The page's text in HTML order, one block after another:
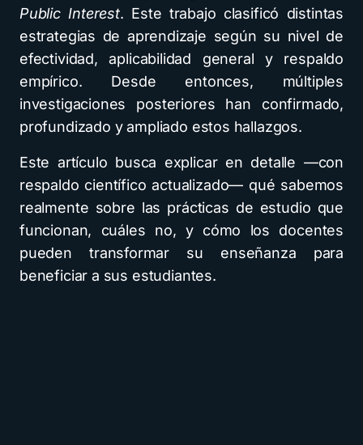
Public Interest. Este trabajo clasificó distintas
estrategias de aprendizaje según su nivel de
efectividad, aplicabilidad general y respaldo
empírico. Desde entonces, múltiples
investigaciones posteriores han confirmado,
profundizado y ampliado estos hallazgos.
Este artículo busca explicar en detalle —con
respaldo científico actualizado— qué sabemos
realmente sobre las prácticas de estudio que
funcionan, cuáles no, y cómo los docentes
pueden transformar su enseñanza para
beneficiar a sus estudiantes.